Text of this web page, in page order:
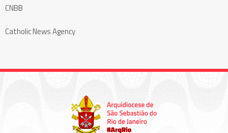
CNBB
Catholic News Agency